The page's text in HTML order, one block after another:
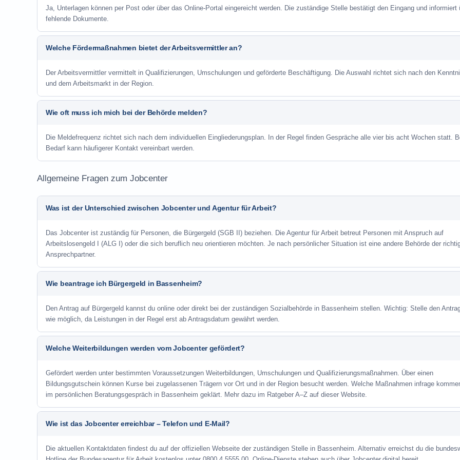
Ja, Unterlagen können per Post oder über das Online-Portal eingereicht werden. Die zuständige Stelle bestätigt den Eingang und informiert
fehlende Dokumente.
Welche Fördermaßnahmen bietet der Arbeitsvermittler an?
Der Arbeitsvermittler vermittelt in Qualifizierungen, Umschulungen und geförderte Beschäftigung. Die Auswahl richtet sich nach den
und dem Arbeitsmarkt in der Region.
Wie oft muss ich mich bei der Behörde melden?
Die Meldefrequenz richtet sich nach dem individuellen Eingliederungsplan. In der Regel finden Gespräche alle vier bis acht Wochen statt.
Bedarf kann häufigerer Kontakt vereinbart werden.
Allgemeine Fragen zum Jobcenter
Was ist der Unterschied zwischen Jobcenter und Agentur für Arbeit?
Das Jobcenter ist zuständig für Personen, die Bürgergeld (SGB II) beziehen. Die Agentur für Arbeit betreut Personen mit Anspruch auf
Arbeitslosengeld I (ALG I) oder die sich beruflich neu orientieren möchten. Je nach persönlicher Situation ist eine andere Behörde der
Ansprechpartner.
Wie beantrage ich Bürgergeld in Bassenheim?
Den Antrag auf Bürgergeld kannst du online oder direkt bei der zuständigen Sozialbehörde in Bassenheim stellen. Wichtig: Stelle den
wie möglich, da Leistungen in der Regel erst ab Antragsdatum gewährt werden.
Welche Weiterbildungen werden vom Jobcenter gefördert?
Gefördert werden unter bestimmten Voraussetzungen Weiterbildungen, Umschulungen und Qualifizierungsmaßnahmen. Über einen
Bildungsgutschein können Kurse bei zugelassenen Trägern vor Ort und in der Region besucht werden. Welche Maßnahmen infrage
im persönlichen Beratungsgespräch in Bassenheim geklärt. Mehr dazu im Ratgeber A–Z auf dieser Website.
Wie ist das Jobcenter erreichbar – Telefon und E-Mail?
Die aktuellen Kontaktdaten findest du auf der offiziellen Webseite der zuständigen Stelle in Bassenheim. Alternativ erreichst du die